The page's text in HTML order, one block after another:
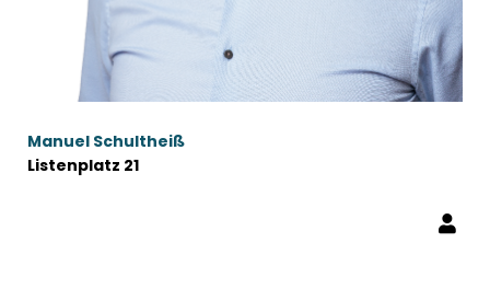
Manuel Schultheiß
Listenplatz 21